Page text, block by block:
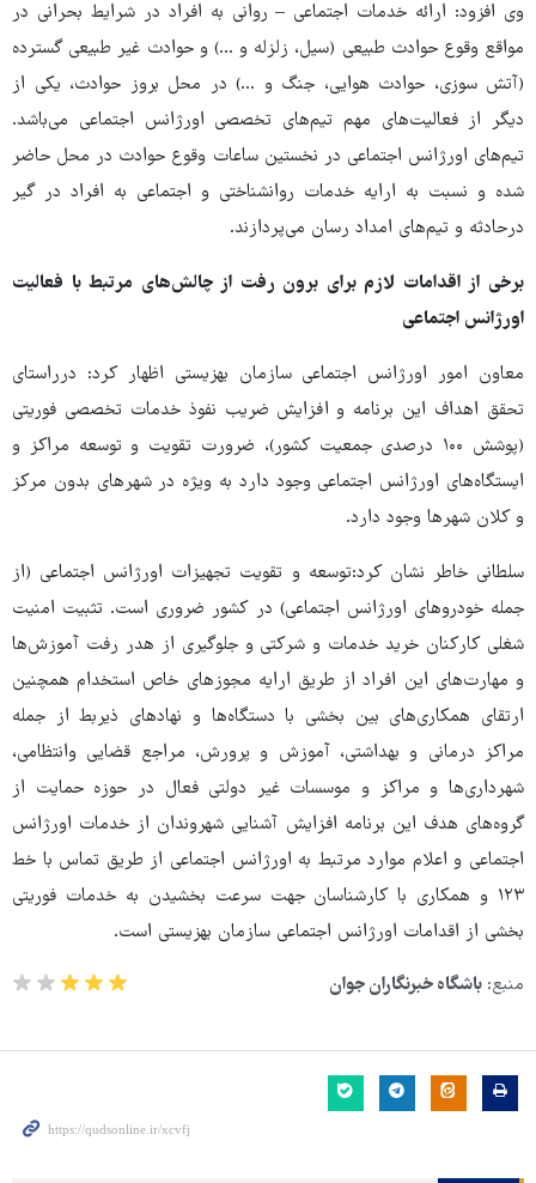
وی افزود: ارائه خدمات اجتماعی – روانی به افراد در شرایط بحرانی در
مواقع وقوع حوادث طبیعی (سیل، زلزله و ...) و حوادث غیر طبیعی گسترده
(آتش سوزی، حوادث هوایی، جنگ و ...) در محل بروز حوادث، یکی از
دیگر از فعالیت‌های مهم تیم‌های تخصصی اورژانس اجتماعی می‌باشد.
تیم‌های اورژانس اجتماعی در نخستین ساعات وقوع حوادث در محل حاضر
شده و نسبت به ارایه خدمات روانشناختی و اجتماعی به افراد در گیر
درحادثه و تیم‌های امداد رسان می‌پردازند.
برخی از اقدامات لازم برای برون رفت از چالش‌های مرتبط با فعالیت
اورژانس اجتماعی
معاون امور اورژانس اجتماعی سازمان بهزیستی اظهار کرد: درراستای
تحقق اهداف این برنامه و افزایش ضریب نفوذ خدمات تخصصی فوریتی
(پوشش ۱۰۰ درصدی جمعیت کشور)، ضرورت تقویت و توسعه مراکز و
ایستگاه‌های اورژانس اجتماعی وجود دارد به ویژه در شهرهای بدون مرکز
و کلان شهرها وجود دارد.
سلطانی خاطر نشان کرد:توسعه و تقویت تجهیزات اورژانس اجتماعی (از
جمله خودروهای اورژانس اجتماعی) در کشور ضروری است. تثبیت امنیت
شغلی کارکنان خرید خدمات و شرکتی و جلوگیری از هدر رفت آموزش‌ها
و مهارت‌های این افراد از طریق ارایه مجوزهای خاص استخدام همچنین
ارتقای همکاری‌های بین بخشی با دستگاه‌ها و نهادهای ذیربط از جمله
مراکز درمانی و بهداشتی، آموزش و پرورش، مراجع قضایی وانتظامی،
شهرداری‌ها و مراکز و موسسات غیر دولتی فعال در حوزه حمایت از
گروه‌های هدف این برنامه افزایش آشنایی شهروندان از خدمات اورژانس
اجتماعی و اعلام موارد مرتبط به اورژانس اجتماعی از طریق تماس با خط
۱۲۳ و همکاری با کارشناسان جهت سرعت بخشیدن به خدمات فوریتی
بخشی از اقدامات اورژانس اجتماعی سازمان بهزیستی است.
منبع: باشگاه خبرنگاران جوان